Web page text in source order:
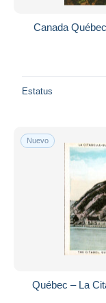
Canada
Estatus
Nuevo
Québec – La